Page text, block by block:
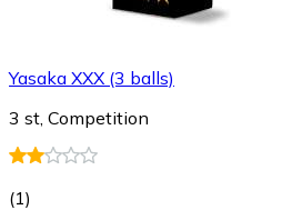
Yasaka XXX (3 balls)
3 st, Competition
(1)